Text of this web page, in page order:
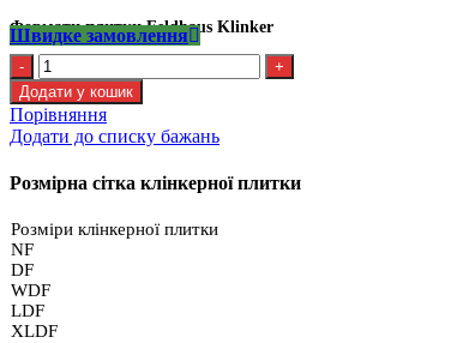
Формати плитки Feldhaus Klinker
Швидке замовлення
Kлінкерна
плитка
Feldhaus
R
742
NF14
кількість
Додати у кошик
Порівняння
Додати до списку бажань
Розмірна сітка клінкерної плитки
Розміри клінкерної плитки
NF
DF
WDF
LDF
XLDF